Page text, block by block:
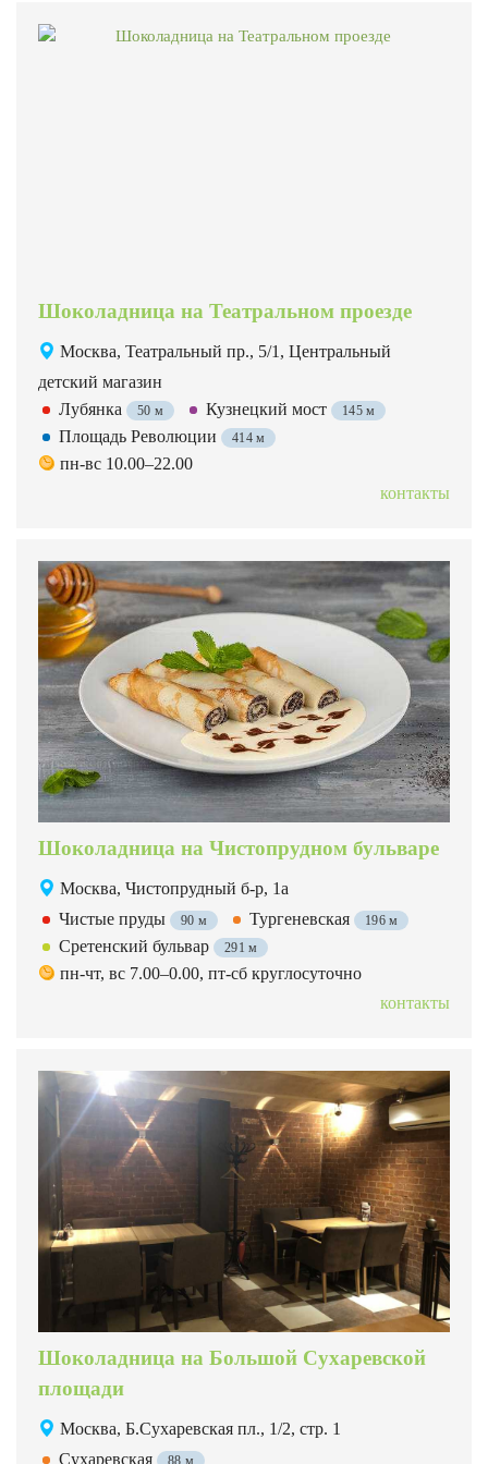
Шоколадница на Театральном проезде
Москва, Театральный пр., 5/1, Центральный
детский магазин
Лубянка
50 м Кузнецкий мост 145 м
Площадь Революции 414 м
пн-вс 10.00–22.00
контакты
Шоколадница на Чистопрудном бульваре
Москва, Чистопрудный б-р, 1а
Чистые пруды
90 м Тургеневская 196 м
Сретенский бульвар 291 м
пн-чт, вс 7.00–0.00, пт-сб круглосуточно
контакты
Шоколадница на Большой Сухаревской
площади
Москва, Б.Сухаревская пл., 1/2, стр. 1
Сухаревская
88 м